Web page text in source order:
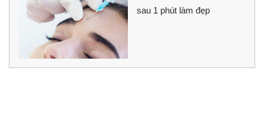
sau 1 phút làm đẹp